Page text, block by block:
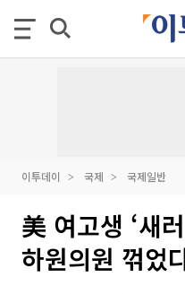
이투데이 국제 국제일반
美 여고생 ‘새
하원의원 꺾었